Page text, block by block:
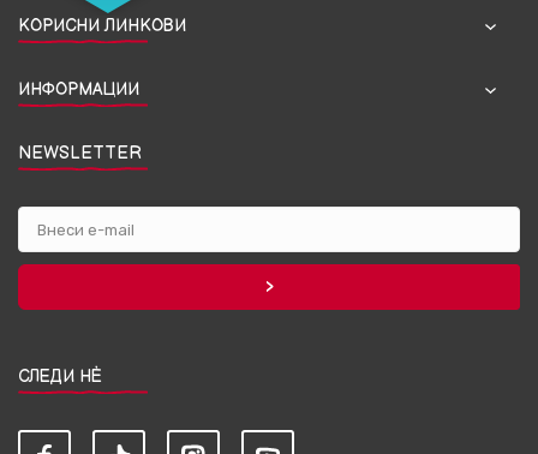
КОРИСНИ ЛИНКОВИ
ИНФОРМАЦИИ
NEWSLETTER
СЛЕДИ НЀ